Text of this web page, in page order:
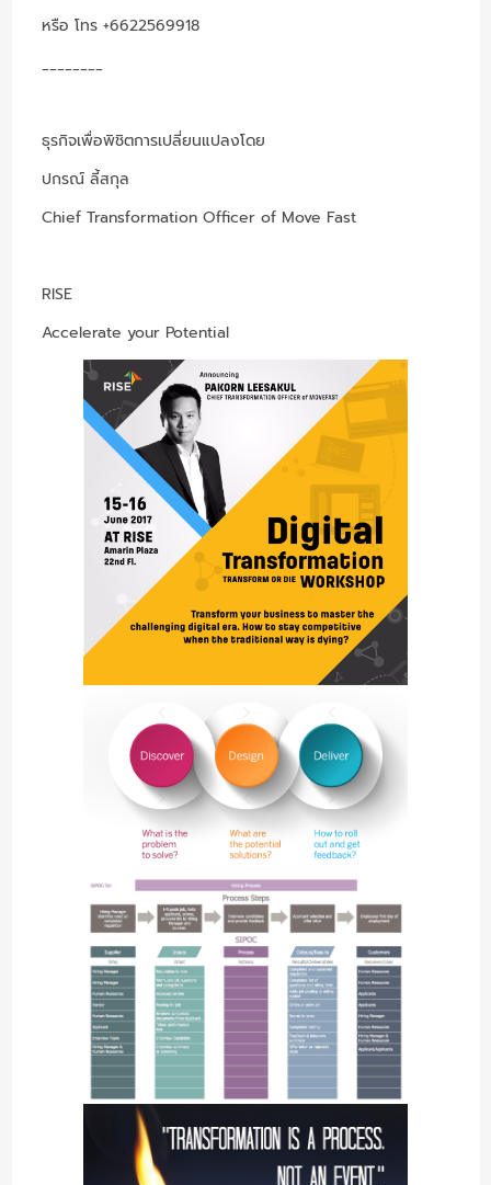
หรือ โทร +6622569918
________
ธุรกิจเพื่อพิชิตการเปลี่ยนแปลงโดย
ปกรณ์ ลี้สกุล
Chief Transformation Officer of Move Fast
RISE
Accelerate your Potential